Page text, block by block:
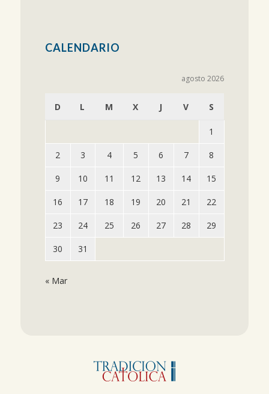
CALENDARIO
agosto 2026
D L M X J V S
1
2 3 4 5 6 7 8
9 10 11 12 13 14 15
16 17 18 19 20 21 22
23 24 25 26 27 28 29
30 31
« Mar